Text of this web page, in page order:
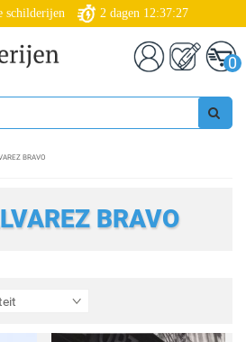
schilderijen 2 dagen 12:37:26
0
BRAVO
BRAVO